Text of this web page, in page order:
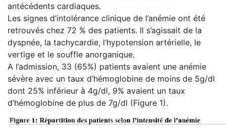
antécédents cardiaques.
Les signes d’intolérance clinique de l’anémie ont été
retrouvés chez 72 % des patients. Il s’agissait de la
dyspnée, la tachycardie, l’hypotension artérielle, le
vertige et le souffle anorganique.
A l’admission, 33 (65%) patients avaient une anémie
sévère avec un taux d’hémoglobine de moins de 5g/dl
dont 25% inférieur à 4g/dl, 9% avaient un taux
d’hémoglobine de plus de 7g/dl (Figure 1).